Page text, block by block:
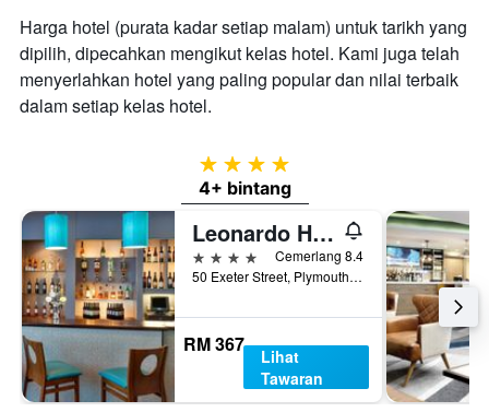
Harga hotel (purata kadar setiap malam) untuk tarikh yang
dipilih, dipecahkan mengikut kelas hotel. Kami juga telah
menyerlahkan hotel yang paling popular dan nilai terbaik
dalam setiap kelas hotel.
4 bintang
4+ bintang
Leonardo Hotel Plymouth
4 bintang
Cemerlang 8.4
50 Exeter Street, Plymouth, United Kingdom
RM 367
Lihat
Tawaran